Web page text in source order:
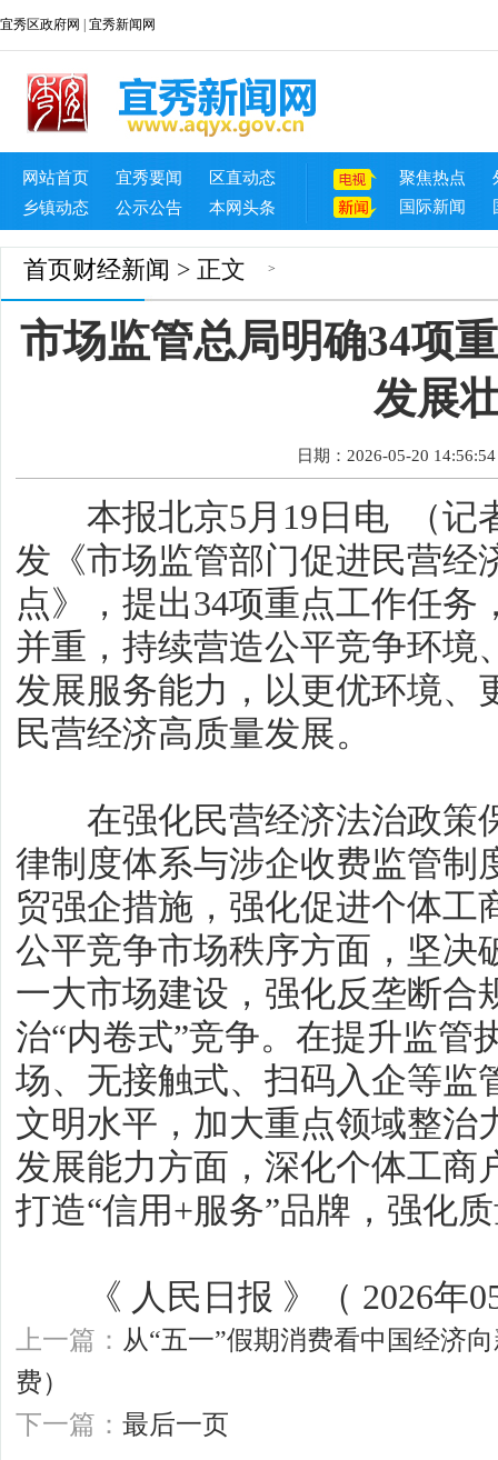
宜秀区政府网 宜秀新闻网
网站首页 宜秀要闻
区直动态
乡镇动态
公示公告 本网头条
聚焦热点
国际新闻
首页 >
财经新闻 > 正文
市场监管总局明确34项
发展
日期：2026-05-20 14:56:54
本报北京5月19日电 （记
发《市场监管部门促进民营经
点》，提出34项重点工作任
并重，持续营造公平竞争环境
发展服务能力，以更优环境、
民营经济高质量发展。
在强化民营经济法治政策
律制度体系与涉企收费监管制
贸强企措施，强化促进个体工
公平竞争市场秩序方面，坚决
一大市场建设，强化反垄断合
治“内卷式”竞争。在提升监管
场、无接触式、扫码入企等监
文明水平，加大重点领域整治
发展能力方面，深化个体工商
打造“信用+服务”品牌，强化
《 人民日报 》（ 2026年05
上一篇： 从“五一”假期消费看中国经济
费）
下一篇： 最后一页